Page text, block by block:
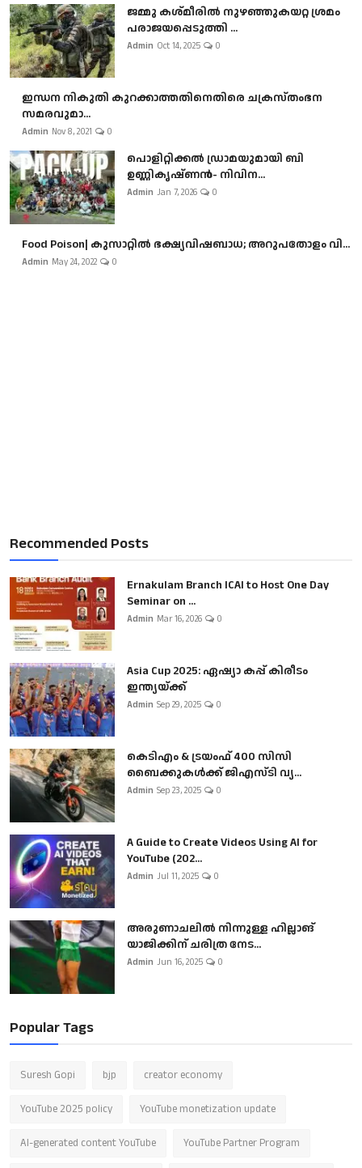
ജമ്മു കശ്മീരിൽ നുഴഞ്ഞുകയറ്റ ശ്രമം
പരാജയപ്പെടുത്തി ...
Admin Oct 14, 2025 0
ഇന്ധന നികുതി കുറക്കാത്തതിനെതിരെ ചക്രസ്തംഭന
സമരവുമാ...
Admin Nov 8, 2021 0
പൊളിറ്റിക്കല്‍ ഡ്രാമയുമായി ബി
ഉണ്ണികൃഷ്ണന്‍- നിവിന...
Admin Jan 7, 2026 0
Food Poison| കുസാറ്റില്‍ ഭക്ഷ്യവിഷബാധ; അറുപതോളം വി...
Admin May 24, 2022 0
Recommended Posts
Ernakulam Branch ICAI to Host One Day
Seminar on ...
Admin Mar 16, 2026 0
Asia Cup 2025: ഏഷ്യാ കപ്പ് കിരീടം
ഇന്ത്യയ്ക്ക്
Admin Sep 29, 2025 0
കെടിഎം & ട്രയംഫ് 400 സിസി
ബൈക്കുകൾക്ക് ജിഎസ്ടി വ്യ...
Admin Sep 23, 2025 0
A Guide to Create Videos Using AI for
YouTube (202...
Admin Jul 11, 2025 0
അരുണാചലിൽ നിന്നുള്ള ഹില്ലാങ്
യാജിക്കിന് ചരിത്ര നേട...
Admin Jun 16, 2025 0
Popular Tags
Suresh Gopi bjp creator economy
YouTube 2025 policy YouTube monetization update
AI-generated content YouTube YouTube Partner Program